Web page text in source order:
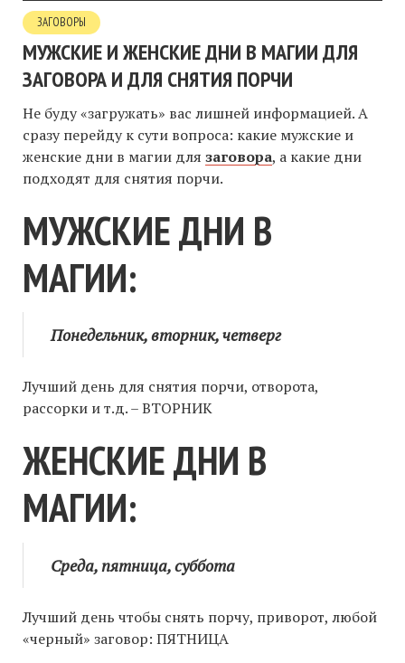
ЗАГОВОРЫ
МУЖСКИЕ И ЖЕНСКИЕ ДНИ В МАГИИ ДЛЯ
ЗАГОВОРА И ДЛЯ СНЯТИЯ ПОРЧИ
Не буду «загружать» вас лишней информацией. А
сразу перейду к сути вопроса: какие мужские и
женские дни в магии для заговора, а какие дни
подходят для снятия порчи.
МУЖСКИЕ ДНИ В
МАГИИ:
Понедельник, вторник, четверг
Лучший день для снятия порчи, отворота,
рассорки и т.д. – ВТОРНИК
ЖЕНСКИЕ ДНИ В
МАГИИ:
Среда, пятница, суббота
Лучший день чтобы снять порчу, приворот, любой
«черный» заговор: ПЯТНИЦА